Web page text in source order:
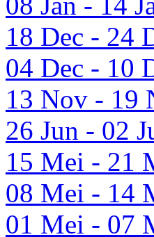
18 Dec - 24
04 Dec - 10
13 Nov - 19
26 Jun - 02
15 Mei - 21
08 Mei - 14
01 Mei - 07